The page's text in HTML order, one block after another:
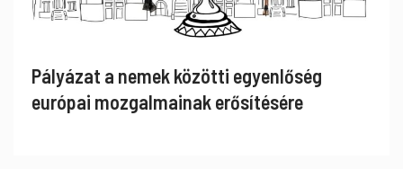
Pályázat a nemek közötti egyenlőség
európai mozgalmainak erősítésére